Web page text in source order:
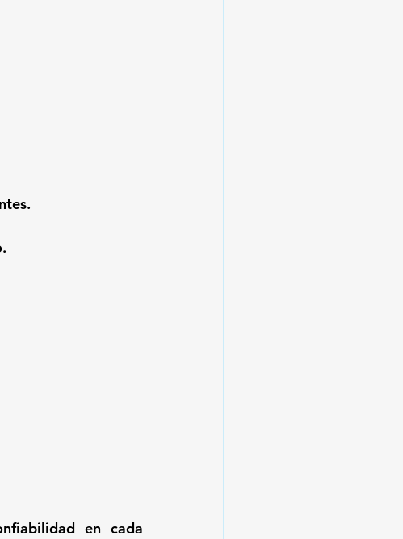
en cada